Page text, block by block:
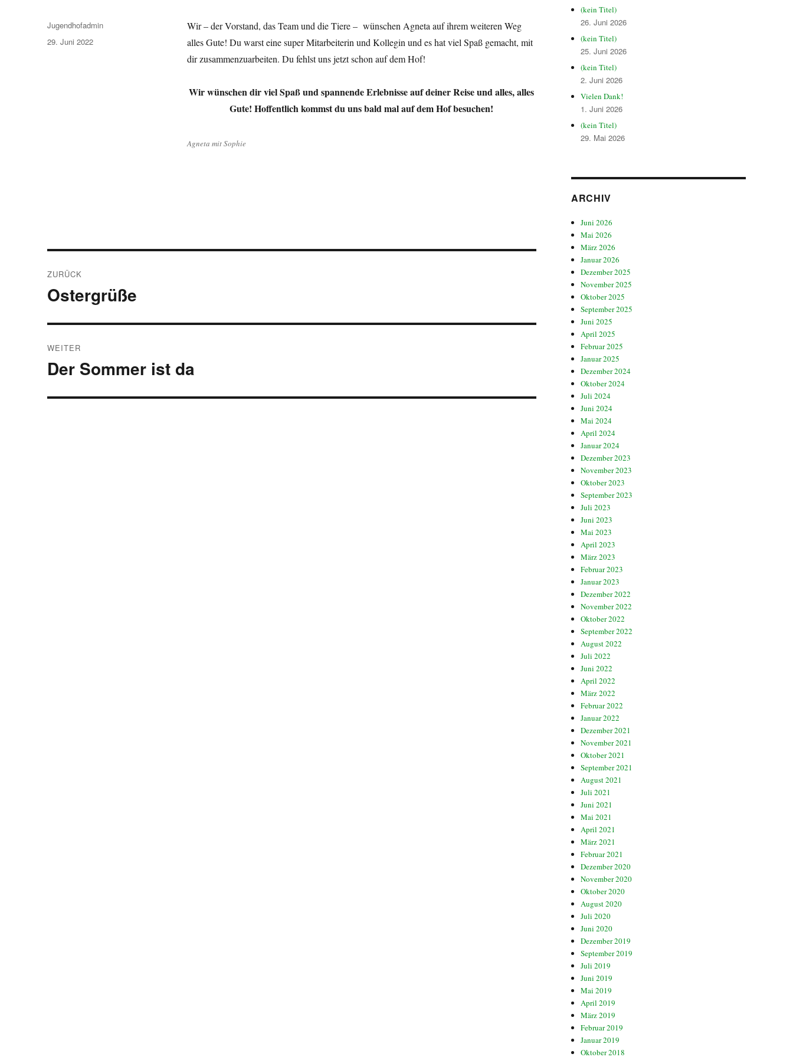
Wir – der Vorstand, das Team und die Tiere – wünschen Agneta auf ihrem weiteren Weg
alles Gute! Du warst eine super Mitarbeiterin und Kollegin und es hat viel Spaß gemacht, mit
dir zusammenzuarbeiten. Du fehlst uns jetzt schon auf dem Hof!
Wir wünschen dir viel Spaß und spannende Erlebnisse auf deiner Reise und alles, alles
Gute! Hoffentlich kommst du uns bald mal auf dem Hof besuchen!
Agneta mit Sophie
Autor
Jugendhofadmin
Veröffentlicht
29. Juni 2022
ZURÜCK
Vorheriger
Ostergrüße
WEITER
Nächster
Der Sommer ist da
(kein Titel)
26. Juni 2026
(kein Titel)
25. Juni 2026
(kein Titel)
2. Juni 2026
Vielen Dank!
1. Juni 2026
(kein Titel)
29. Mai 2026
ARCHIV
Juni 2026
Mai 2026
März 2026
Januar 2026
Dezember 2025
November 2025
Oktober 2025
September 2025
Juni 2025
April 2025
Februar 2025
Januar 2025
Dezember 2024
Oktober 2024
Juli 2024
Juni 2024
Mai 2024
April 2024
Januar 2024
Dezember 2023
November 2023
Oktober 2023
September 2023
Juli 2023
Juni 2023
Mai 2023
April 2023
März 2023
Februar 2023
Januar 2023
Dezember 2022
November 2022
Oktober 2022
September 2022
August 2022
Juli 2022
Juni 2022
April 2022
März 2022
Februar 2022
Januar 2022
Dezember 2021
November 2021
Oktober 2021
September 2021
August 2021
Juli 2021
Juni 2021
Mai 2021
April 2021
März 2021
Februar 2021
Dezember 2020
November 2020
Oktober 2020
August 2020
Juli 2020
Juni 2020
Dezember 2019
September 2019
Juli 2019
Juni 2019
Mai 2019
April 2019
März 2019
Februar 2019
Januar 2019
Oktober 2018